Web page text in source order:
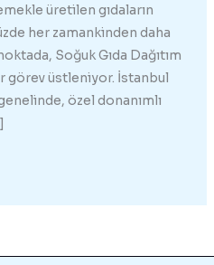
üretilen gıdaların
her zamankinden daha
Soğuk Gıda Dağıtım
görev üstleniyor. İstanbul
özel donanımlı